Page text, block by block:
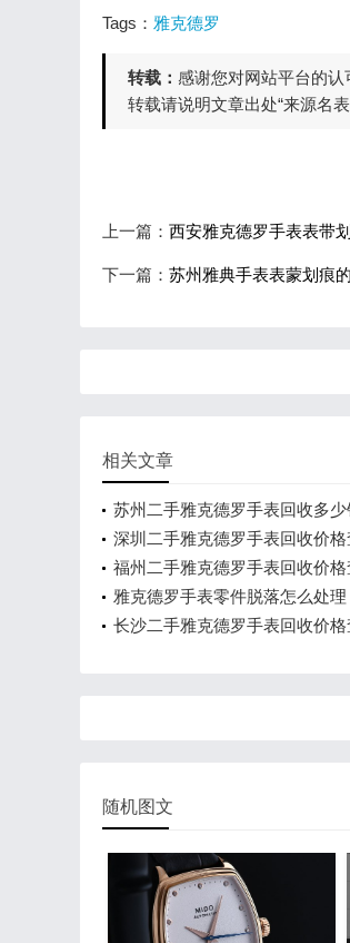
Tags： 雅克德罗
转载： 感谢您对网站平台的
转载请说明文章出处“来源名表
上一篇： 西安雅克德罗手表表带
下一篇： 苏州雅典手表表蒙划痕
相关文章
苏州二手雅克德罗手表回收多少
深圳二手雅克德罗手表回收价格
福州二手雅克德罗手表回收价格
雅克德罗手表零件脱落怎么处理
长沙二手雅克德罗手表回收价格
随机图文